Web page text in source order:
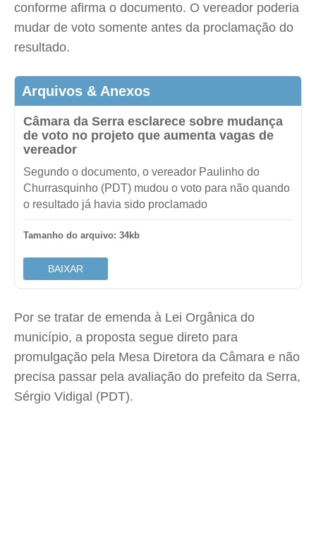
conforme afirma o documento. O vereador poderia
mudar de voto somente antes da proclamação do
resultado.
Arquivos & Anexos
Câmara da Serra esclarece sobre mudança
de voto no projeto que aumenta vagas de
vereador
Segundo o documento, o vereador Paulinho do
Churrasquinho (PDT) mudou o voto para não quando
o resultado já havia sido proclamado
Tamanho do arquivo: 34kb
BAIXAR
Por se tratar de emenda à Lei Orgânica do
município, a proposta segue direto para
promulgação pela Mesa Diretora da Câmara e não
precisa passar pela avaliação do prefeito da Serra,
Sérgio Vidigal (PDT).